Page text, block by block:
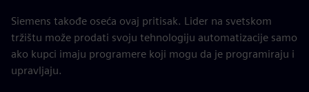
Siemens takođe oseća ovaj pritisak. Lider na svetskom
tržištu može prodati svoju tehnologiju automatizacije samo
ako kupci imaju programere koji mogu da je programiraju i
upravljaju.